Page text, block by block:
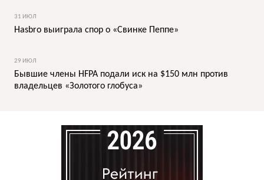
31 ИЮЛ
Hasbro выиграла спор о «Свинке Пеппе»
29 ИЮЛ
Бывшие члены HFPA подали иск на $150 млн против
владельцев «Золотого глобуса»